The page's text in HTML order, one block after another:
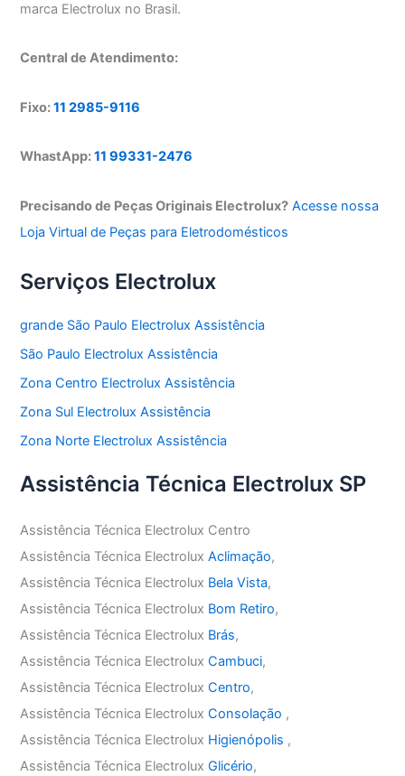
marca Electrolux no Brasil.
Central de Atendimento:
Fixo:11 2985-9116
WhastApp:11 99331-2476
Precisando de Peças Originais Electrolux? Acesse nossa
Loja Virtual de Peças para Eletrodomésticos
Serviços Electrolux
grande São Paulo Electrolux Assistência
São Paulo Electrolux Assistência
Zona Centro Electrolux Assistência
Zona Sul Electrolux Assistência
Zona Norte Electrolux Assistência
Assistência Técnica Electrolux SP
Assistência Técnica Electrolux Centro
Assistência Técnica ElectroluxAclimação,
Assistência Técnica Electrolux Bela Vista,
Assistência Técnica Electrolux Bom Retiro,
Assistência Técnica Electrolux Brás,
Assistência Técnica ElectroluxCambuci,
Assistência Técnica ElectroluxCentro,
Assistência Técnica ElectroluxConsolação ,
Assistência Técnica Electrolux Higienópolis ,
Assistência Técnica ElectroluxGlicério,